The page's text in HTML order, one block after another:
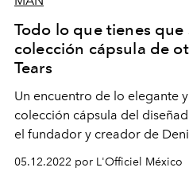
Todo lo que tienes que
colección cápsula de
Tears
Un encuentro de lo elegante
colección cápsula del
el fundador y creador de
impecable savoir-faire francés.
05.12.2022 por L'Officiel México